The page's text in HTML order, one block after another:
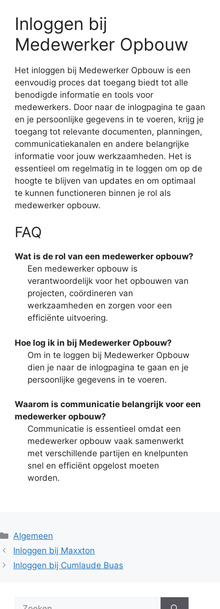
Inloggen bij
Medewerker Opbouw
Het inloggen bij Medewerker Opbouw is een
eenvoudig proces dat toegang biedt tot alle
benodigde informatie en tools voor
medewerkers. Door naar de inlogpagina te gaan
en je persoonlijke gegevens in te voeren, krijg je
toegang tot relevante documenten, planningen,
communicatiekanalen en andere belangrijke
informatie voor jouw werkzaamheden. Het is
essentieel om regelmatig in te loggen om op de
hoogte te blijven van updates en om optimaal
te kunnen functioneren binnen je rol als
medewerker opbouw.
FAQ
Wat is de rol van een medewerker opbouw?
Een medewerker opbouw is
verantwoordelijk voor het opbouwen van
projecten, coördineren van
werkzaamheden en zorgen voor een
efficiënte uitvoering.
Hoe log ik in bij Medewerker Opbouw?
Om in te loggen bij Medewerker Opbouw
dien je naar de inlogpagina te gaan en je
persoonlijke gegevens in te voeren.
Waarom is communicatie belangrijk voor een
medewerker opbouw?
Communicatie is essentieel omdat een
medewerker opbouw vaak samenwerkt
met verschillende partijen en knelpunten
snel en efficiënt opgelost moeten
worden.
Categorieën
Algemeen
Inloggen bij Maxxton
Inloggen bij Cumlaude Buas